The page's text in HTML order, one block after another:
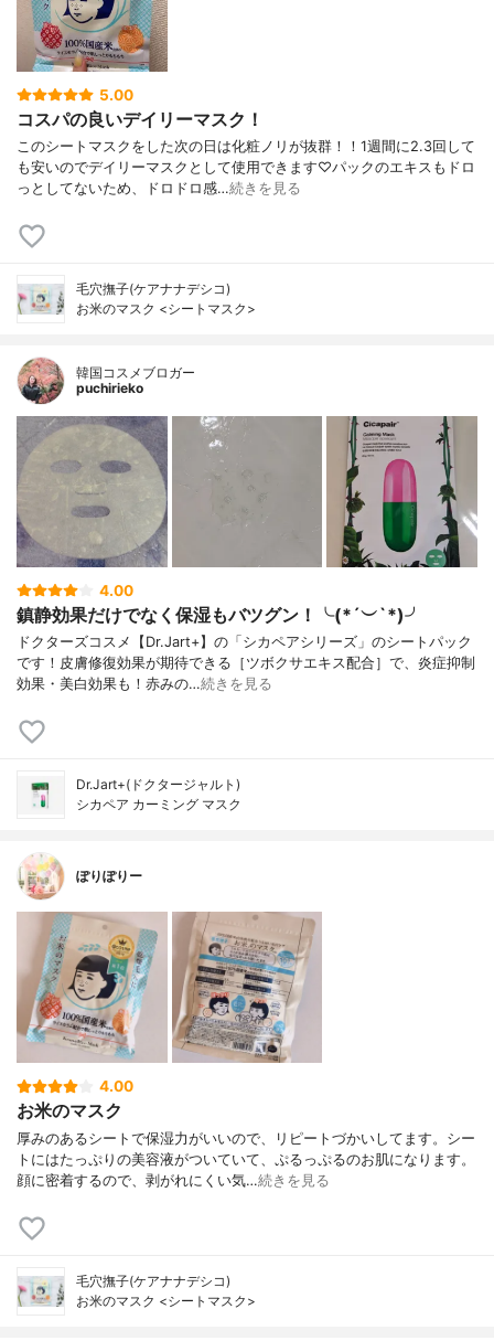
5.00
コスパの良いデイリーマスク！
このシートマスクをした次の日は化粧ノリが抜群！！1週間に2.3回して
も安いのでデイリーマスクとして使用できます♡パックのエキスもドロ
っとしてないため、ドロドロ感…続きを見る
毛穴撫子(ケアナナデシコ)
お米のマスク <シートマスク>
韓国コスメブロガー
puchirieko
4.00
鎮静効果だけでなく保湿もバツグン！╰(*´︶`*)╯
ドクターズコスメ【Dr.Jart+】の「シカペアシリーズ」のシートパック
です！皮膚修復効果が期待できる［ツボクサエキス配合］で、炎症抑制
効果・美白効果も！赤みの…続きを見る
Dr.Jart+(ドクタージャルト)
シカペア カーミング マスク
ぽりぽりー
4.00
お米のマスク
厚みのあるシートで保湿力がいいので、リピートづかいしてます。シー
トにはたっぷりの美容液がついていて、ぷるっぷるのお肌になります。
顔に密着するので、剥がれにくい気…続きを見る
毛穴撫子(ケアナナデシコ)
お米のマスク <シートマスク>